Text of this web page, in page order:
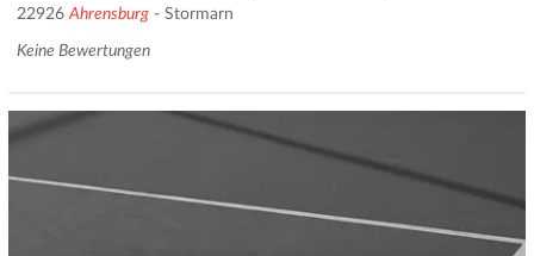
22926Ahrensburg - Stormarn
Keine Bewertungen